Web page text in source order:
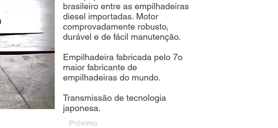
brasileiro entre as empilhadeiras
diesel importadas. Motor
comprovadamente robusto,
durável e de fácil manutenção.
Empilhadeira fabricada pelo 7o
maior fabricante de
empilhadeiras do mundo.
Transmissão de tecnologia
japonesa.
Próximo